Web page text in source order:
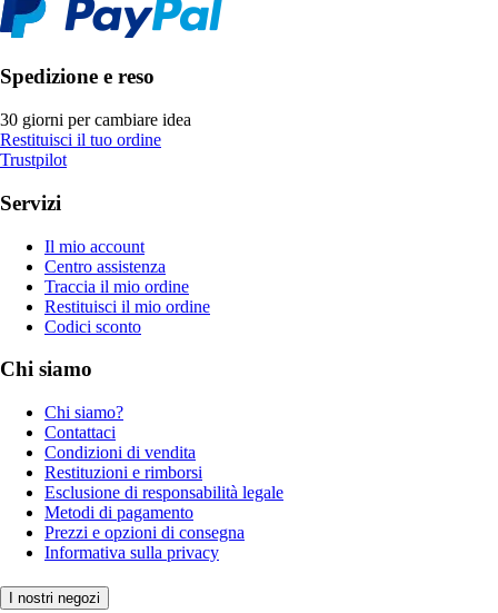
Spedizione e reso
30 giorni per cambiare idea
Restituisci il tuo ordine
Trustpilot
Servizi
Il mio account
Centro assistenza
Traccia il mio ordine
Restituisci il mio ordine
Codici sconto
Chi siamo
Chi siamo?
Contattaci
Condizioni di vendita
Restituzioni e rimborsi
Esclusione di responsabilità legale
Metodi di pagamento
Prezzi e opzioni di consegna
Informativa sulla privacy
I nostri negozi